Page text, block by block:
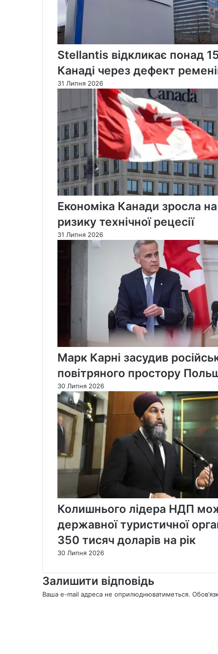
Stellantis відкликає понад
Канаді через дефект
31 Липня 2026
Економіка Канади зросла
ризику технічної рецесії
31 Липня 2026
Марк Карні засудив
повітряного простору
30 Липня 2026
Колишнього лідера НДП
державної туристичної
350 тисяч доларів на рік
30 Липня 2026
Залишити відповідь
Ваша e-mail адреса не оприлюднюватиметься.